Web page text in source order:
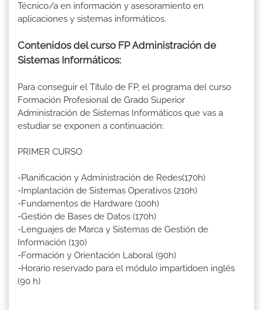
Técnico/a en información y asesoramiento en
aplicaciones y sistemas informáticos.
Contenidos del curso FP Administración de
Sistemas Informáticos:
Para conseguir el Título de FP, el programa del curso
Formación Profesional de Grado Superior
Administración de Sistemas Informáticos que vas a
estudiar se exponen a continuación:
PRIMER CURSO
-Planificación y Administración de Redes(170h)
-Implantación de Sistemas Operativos (210h)
-Fundamentos de Hardware (100h)
-Gestión de Bases de Datos (170h)
-Lenguajes de Marca y Sistemas de Gestión de
Información (130)
-Formación y Orientación Laboral (90h)
-Horario reservado para el módulo impartidoen inglés
(90 h)